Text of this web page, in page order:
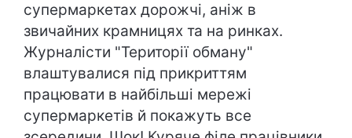
супермаркетах дорожчі, аніж в
звичайних крамницях та на ринках.
Журналісти "Території обману"
влаштувалися під прикриттям
працювати в найбільші мережі
супермаркетів й покажуть все